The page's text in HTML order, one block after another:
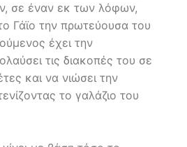
σε έναν εκ των λόφων,
Γάϊο την πρωτεύουσα του
έχει την
τις διακοπές του σε
και να νιώσει την
το γαλάζιο του